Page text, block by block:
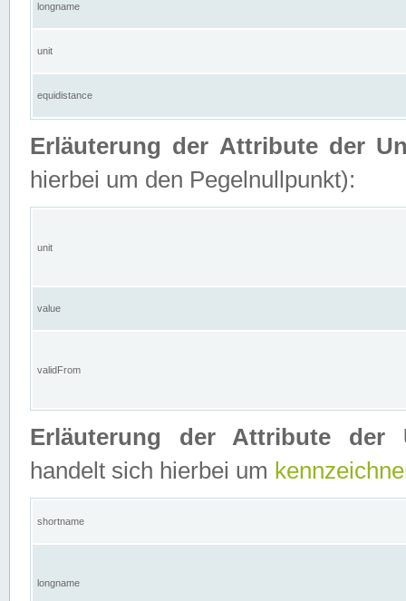
longname
unit
equidistance
Erläuterung der Attribute der
hierbei um den Pegelnullpunkt):
unit
value
validFrom
Erläuterung der Attribute der
handelt sich hierbei um
shortname
longname